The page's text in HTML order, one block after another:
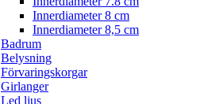
Innerdiameter 8 cm
Innerdiameter 8,5 cm
Badrum
Belysning
Förvaringskorgar
Girlanger
Led ljus